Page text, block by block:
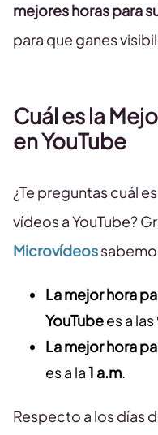
mejores horas para
para que ganes
Cuál es la
en YouTube
¿Te preguntas cuál
vídeos a YouTube?
Microvídeos
La mejor hora
YouTubees a las
La mejor hora
es a la1 a.m.
Respecto a los días